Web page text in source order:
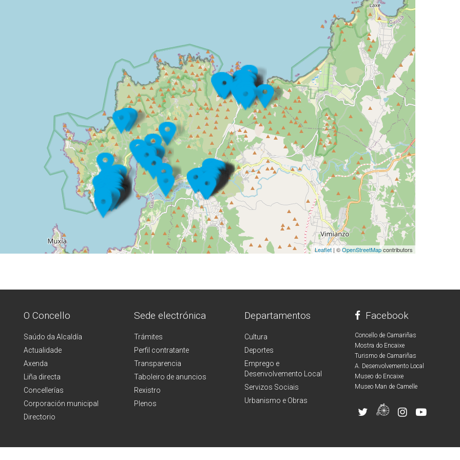
Leaflet | ©OpenStreetMapcontributors
O Concello
Saúdo da Alcaldía
Actualidade
Axenda
Liña directa
Concellerías
Corporación municipal
Directorio
Sede electrónica
Trámites
Perfil contratante
Transparencia
Taboleiro de anuncios
Rexistro
Plenos
Departamentos
Cultura
Deportes
Emprego e
Desenvolvemento Local
Servizos Sociais
Urbanismo e Obras
Facebook
Concello de Camariñas
Mostra do Encaixe
Turismo de Camariñas
A. Desenvolvemento Local
Museo do Encaixe
Museo Man de Camelle